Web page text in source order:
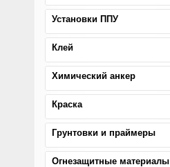
Установки ППУ
Клей
Химический анкер
Краска
Грунтовки и праймеры
Огнезащитные материалы